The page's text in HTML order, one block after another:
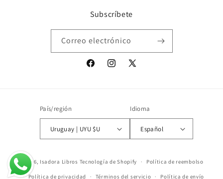
Subscríbete
Correo electrónico
FacebookInstagram
X
País/región
Uruguay | UYU $U
Idioma
Español
© 2026, Isadora Libros Tecnología de Shopify Política de reembolso
Política de privacidad Términos del servicio Política de envío